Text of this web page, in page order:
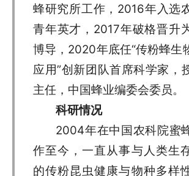
蜂研究所工作，2016年入选
青年英才，2017年破格晋升
博导，2020年底任“传粉蜂生
应用”创新团队首席科学家，
主任，中国蜂业编委会委员。
科研情况
2004年在中国农科院蜜
作至今，一直从事与人类生
的传粉昆虫健康与物种多样